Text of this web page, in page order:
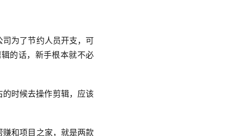
为了节约人员开支，可
的话，新手根本就不必
时候去操作剪辑，应该
和项目之家，就是两款